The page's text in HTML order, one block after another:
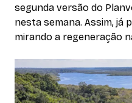
segunda versão do
nesta semana. Assim,
mirando a regeneração